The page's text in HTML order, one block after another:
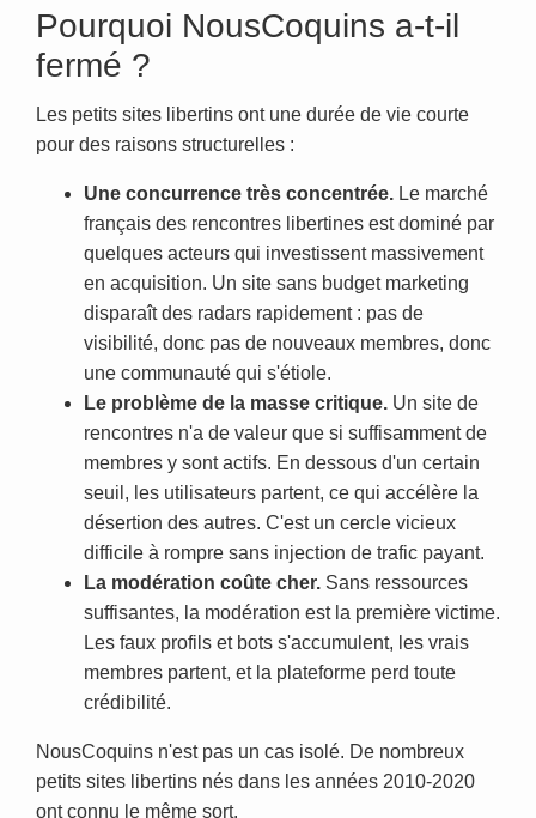
Pourquoi NousCoquins a-t-il
fermé ?
Les petits sites libertins ont une durée de vie courte
pour des raisons structurelles :
Une concurrence très concentrée. Le marché
français des rencontres libertines est dominé par
quelques acteurs qui investissent massivement
en acquisition. Un site sans budget marketing
disparaît des radars rapidement : pas de
visibilité, donc pas de nouveaux membres, donc
une communauté qui s'étiole.
Le problème de la masse critique. Un site de
rencontres n'a de valeur que si suffisamment de
membres y sont actifs. En dessous d'un certain
seuil, les utilisateurs partent, ce qui accélère la
désertion des autres. C'est un cercle vicieux
difficile à rompre sans injection de trafic payant.
La modération coûte cher. Sans ressources
suffisantes, la modération est la première victime.
Les faux profils et bots s'accumulent, les vrais
membres partent, et la plateforme perd toute
crédibilité.
NousCoquins n'est pas un cas isolé. De nombreux
petits sites libertins nés dans les années 2010-2020
ont connu le même sort.